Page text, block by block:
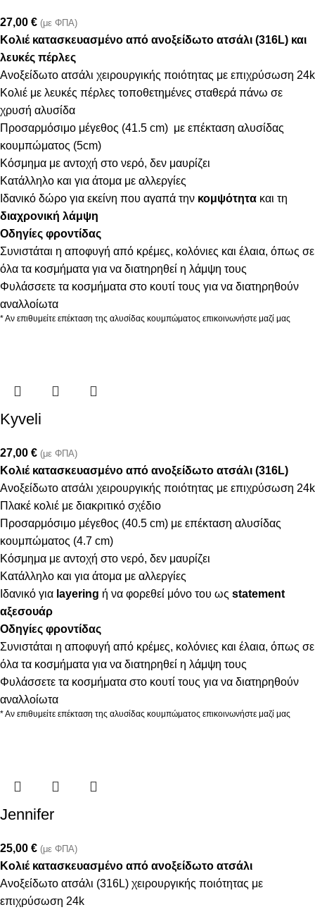
27,00 € (με ΦΠΑ)
Κολιέ κατασκευασμένο από ανοξείδωτο ατσάλι (316L) και
λευκές πέρλες
Ανοξείδωτο ατσάλι χειρουργικής ποιότητας με επιχρύσωση 24k
Κολιέ με λευκές πέρλες τοποθετημένες σταθερά πάνω σε
χρυσή αλυσίδα
Προσαρμόσιμο μέγεθος (41.5 cm) με επέκταση αλυσίδας
κουμπώματος (5cm)
Κόσμημα με αντοχή στο νερό, δεν μαυρίζει
Κατάλληλο και για άτομα με αλλεργίες
Ιδανικό δώρο για εκείνη που αγαπά την κομψότητα και τη
διαχρονική λάμψη
Οδηγίες φροντίδας
Συνιστάται η αποφυγή από κρέμες, κολόνιες και έλαια, όπως σε
όλα τα κοσμήματα για να διατηρηθεί η λάμψη τους
Φυλάσσετε τα κοσμήματα στο κουτί τους για να διατηρηθούν
αναλλοίωτα
* Αν επιθυμείτε επέκταση της αλυσίδας κουμπώματος επικοινωνήστε μαζί μας
Kyveli
27,00 € (με ΦΠΑ)
Κολιέ κατασκευασμένο από ανοξείδωτο ατσάλι (316L)
Ανοξείδωτο ατσάλι χειρουργικής ποιότητας με επιχρύσωση 24k
Πλακέ κολιέ με διακριτικό σχέδιο
Προσαρμόσιμο μέγεθος (40.5 cm) με επέκταση αλυσίδας
κουμπώματος (4.7 cm)
Κόσμημα με αντοχή στο νερό, δεν μαυρίζει
Κατάλληλο και για άτομα με αλλεργίες
Ιδανικό για layering ή να φορεθεί μόνο του ως statement
αξεσουάρ
Οδηγίες φροντίδας
Συνιστάται η αποφυγή από κρέμες, κολόνιες και έλαια, όπως σε
όλα τα κοσμήματα για να διατηρηθεί η λάμψη τους
Φυλάσσετε τα κοσμήματα στο κουτί τους για να διατηρηθούν
αναλλοίωτα
* Αν επιθυμείτε επέκταση της αλυσίδας κουμπώματος επικοινωνήστε μαζί μας
Jennifer
25,00 € (με ΦΠΑ)
Κολιέ κατασκευασμένο από ανοξείδωτο ατσάλι
Ανοξείδωτο ατσάλι (316L) χειρουργικής ποιότητας με
επιχρύσωση 24k